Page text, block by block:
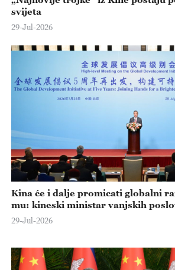
svijeta
29-Jul-2026
Kina će i dalje promicati globalni
mu: kineski ministar vanjskih
29-Jul-2026